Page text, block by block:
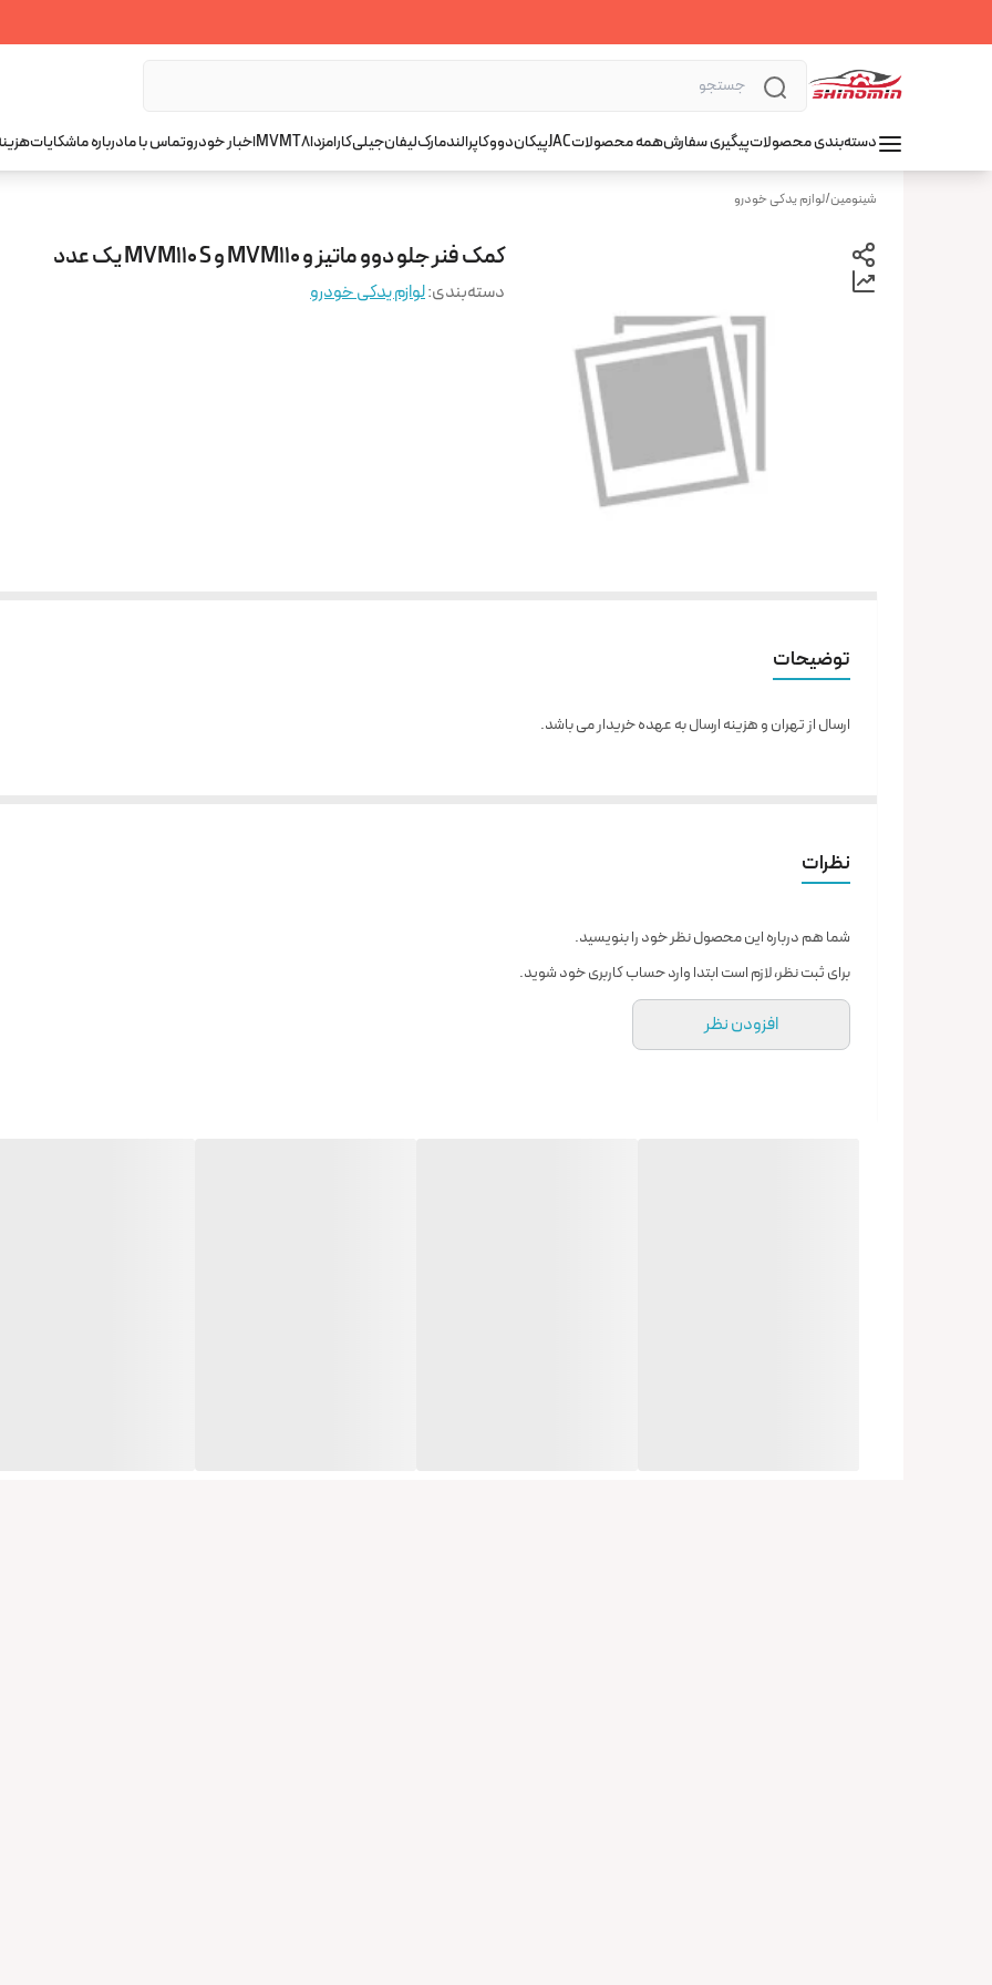
دسته‌بندی محصولاتپیگیری سفارشهمه محصولاتJACپیکاندووکاپرالندمارکلیفانجیلیکارامزداT8
MVMاخبار خودروتماس با مادرباره ماشکایات
شینومین/لوازم یدکی خودرو
کمک فنر جلو دوو ماتیز و MVM110 و MVM110 S یک عدد
دسته‌بندی:لوازم یدکی خودرو
توضیحات
ارسال از تهران و هزینه ارسال به عهده خریدار می باشد.
نظرات
شما هم درباره این محصول نظر خود را بنویسید.
برای ثبت نظر، لازم است ابتدا وارد حساب کاربری خود شوید.
افزودن نظر